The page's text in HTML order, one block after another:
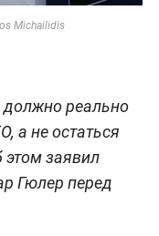
Michailidis
должно реально
а не остаться
заявил
Гюлер перед